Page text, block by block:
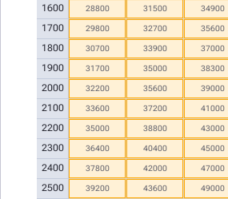
1600
1700
1800
1900
2000
2100
2200
2300
2400
2500
28800 31500 34900
29800 32700 35600
30700 33900 37000
31700 35000 38300
32200 35600 39000
33600 37200 41000
35000 38800 43000
36400 40400 45000
37800 42000 47000
39200 43600 49000